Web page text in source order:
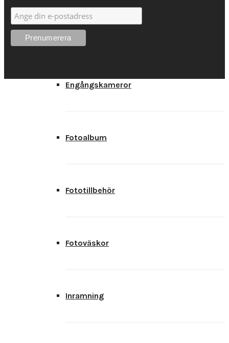
Batterier
Engångskameror
Fotoalbum
Fototillbehör
Fotoväskor
Inramning